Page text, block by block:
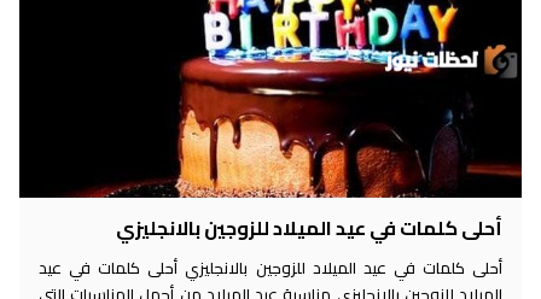
أحلى كلمات في عيد الميلاد للزوجين بالانجليزي
أحلى كلمات في عيد الميلاد للزوجين بالانجليزي أحلى كلمات في عيد